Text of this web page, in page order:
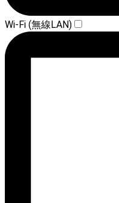
Wi-Fi (無線LAN)